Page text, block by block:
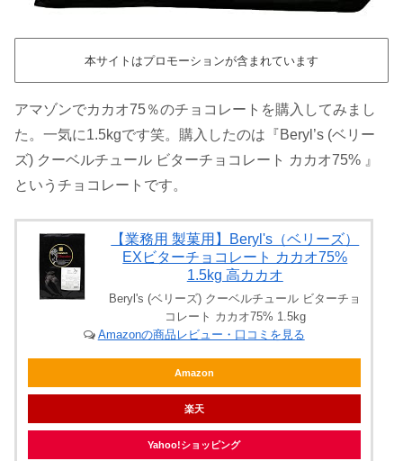
本サイトはプロモーションが含まれています
アマゾンでカカオ75％のチョコレートを購入してみまし
た。一気に1.5kgです笑。購入したのは『Beryl’s (ベリー
ズ) クーベルチュール ビターチョコレート カカオ75% 』
というチョコレートです。
【業務用 製菓用】Beryl's（ベリーズ）
EXビターチョコレート カカオ75%
1.5kg 高カカオ
Beryl's (ベリーズ) クーベルチュール ビターチョ
コレート カカオ75% 1.5kg
Amazonの商品レビュー・口コミを見る
Amazon
楽天
Yahoo!ショッピング